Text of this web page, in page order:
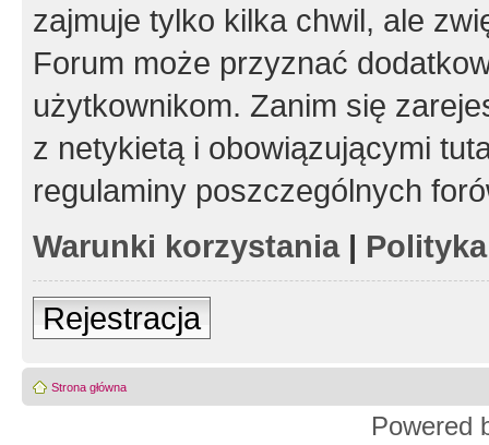
zajmuje tylko kilka chwil, ale
Forum może przyznać
użytkownikom. Zanim się
z netykietą i obowiązującymi
regulaminy poszczególnych
Warunki korzystania|
Rejestracja
Strona główna
Powered